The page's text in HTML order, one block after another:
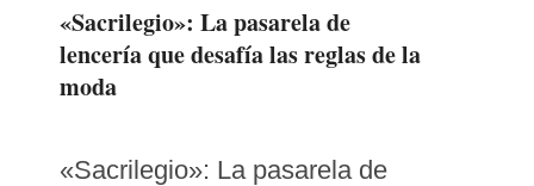
«Sacrilegio»: La pasarela de
lencería que desafía las reglas de la
moda
«Sacrilegio»: La pasarela de